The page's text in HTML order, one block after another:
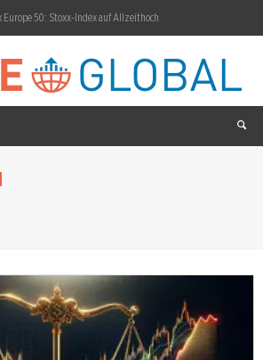
50: Stoxx-Index auf Allzeithoch
Aktie: EMA startet Daraxonrasib-Prüfung
Skye Anderson neue US-Präsidentin
54 Millionen für Panzer-Stabilisierung
Aktie: 19,6-Milliarden-Deal belastet
17,5 Milliarden für zehn AP1000-Reaktoren